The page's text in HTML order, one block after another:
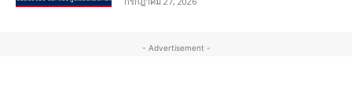
- Advertisement -